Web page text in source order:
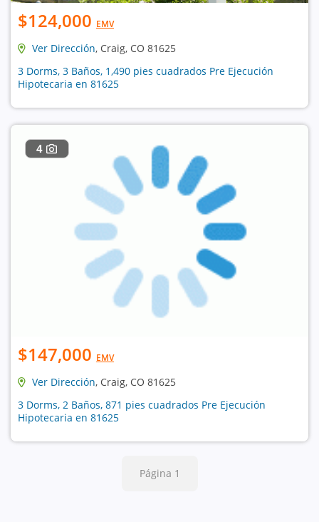
$124,000 EMV
Ver Dirección, Craig, CO 81625
3 Dorms, 3 Baños, 1,490 pies cuadrados Pre Ejecución
Hipotecaria en 81625
4
$147,000 EMV
Ver Dirección, Craig, CO 81625
3 Dorms, 2 Baños, 871 pies cuadrados Pre Ejecución
Hipotecaria en 81625
Página 1